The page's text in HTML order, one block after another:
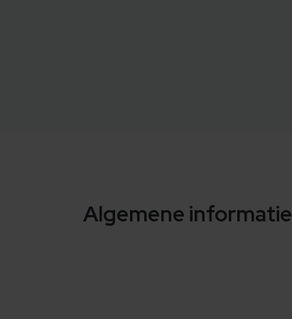
Algemene informatie